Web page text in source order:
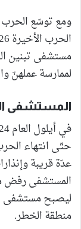
مستشفى تبنين
لممارسة عملهنّ
المستشفى
حتّى انتهاء
عدّة قريبة
المستشفى رفض
ليصبح مستشفى
منطقة الخطر.